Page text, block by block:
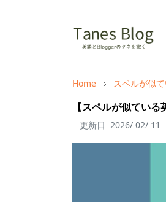
Home スペルが似
【スペルが似てい
更新日 2026/ 02/ 11